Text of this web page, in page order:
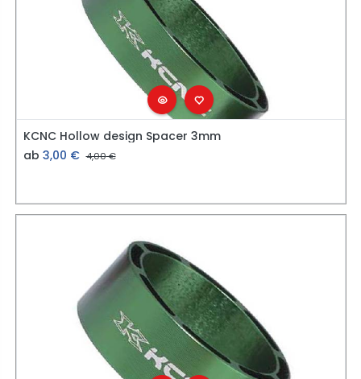
KCNC Hollow design Spacer 3mm
ab 3,00 € 4,00€